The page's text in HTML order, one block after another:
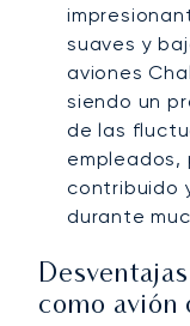
suaves y
aviones
siendo un
de las
empleados,
contribuido
durante
como avión